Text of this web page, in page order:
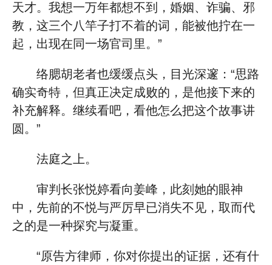
天才。我想一万年都想不到，婚姻、诈骗、邪
教，这三个八竿子打不着的词，能被他拧在一
起，出现在同一场官司里。”
络腮胡老者也缓缓点头，目光深邃：“思路
确实奇特，但真正决定成败的，是他接下来的
补充解释。继续看吧，看他怎么把这个故事讲
圆。”
法庭之上。
审判长张悦婷看向姜峰，此刻她的眼神
中，先前的不悦与严厉早已消失不见，取而代
之的是一种探究与凝重。
“原告方律师，你对你提出的证据，还有什